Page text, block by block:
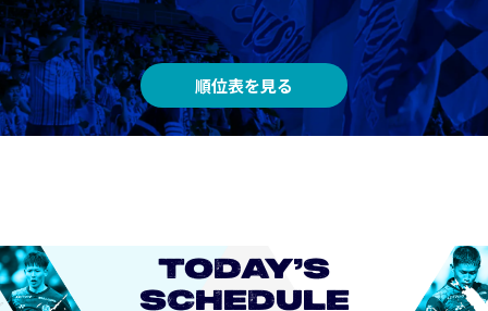
順位表を見る
TODAY’S
SCHEDULE